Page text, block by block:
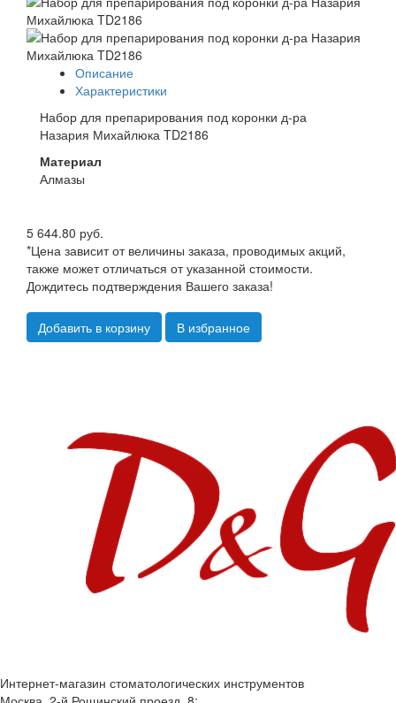
Описание
Характеристики
Набор для препарирования под коронки д-ра
Назария Михайлюка TD2186
Материал
Алмазы
5 644.80 руб.
*Цена зависит от величины заказа, проводимых акций,
также может отличаться от указанной стоимости.
Дождитесь подтверждения Вашего заказа!
Добавить в корзину В избранное
Интернет-магазин стоматологических инструментов